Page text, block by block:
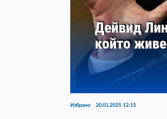
Избрано 20.01.2025 12:15